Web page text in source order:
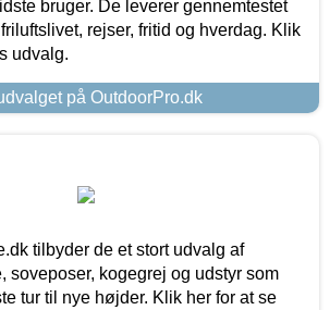
bruger. De leverer gennemtestet
rejser, fritid og hverdag. Klik
udvalg.
på OutdoorPro.dk
tilbyder de et stort udvalg af
soveposer, kogegrej og udstyr som
tur til nye højder. Klik her for at se